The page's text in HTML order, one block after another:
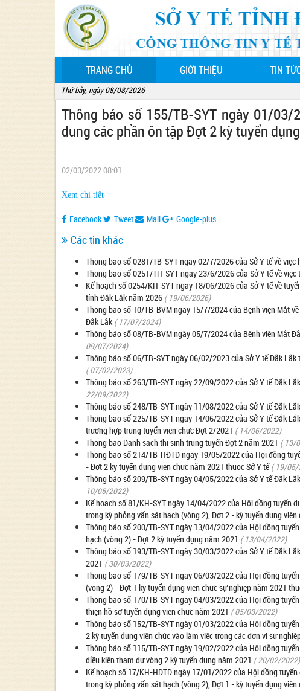
TRANG CHỦ(CURRENT) GIỚI THIỆU TIN
Thứ bảy, ngày 08/08/2026
Thông báo số 155/TB-SYT ngày 01/
dung các phần ôn tập Đợt 2 kỳ tuyển
02/03/2022 08:01
Xem chi tiết
Facebook Tweet Mail Google-plus
Các tin khác
Thông báo số 0281/TB-SYT ngày 02/7/2026 của Sở Y tế về
Thông báo số 0251/TH-SYT ngày 23/6/2026 của Sở Y tế về
Kế hoạch số 0254/KH-SYT ngày 18/06/2026 của Sở Y tế về
tỉnh Đắk Lắk năm 2026 ( 19/06/2026)
Thông báo số 10/TB-BVM ngày 15/7/2024 của Bệnh viện Mắt
Đắk Lắk ( 17/07/2024)
Thông báo số 08/TB-BVM ngày 05/7/2024 của Bệnh viện Mắt
09/07/2024)
Thông báo số 06/TB-SYT ngày 06/02/2023 của Sở Y tế Đắk
( 07/02/2023)
Thông báo số 263/TB-SYT ngày 22/09/2022 của Sở Y tế Đắk
22/09/2022)
Thông báo số 248/TB-SYT ngày 11/08/2022 của Sở Y tế Đắk
Thông báo số 225/TB-SYT ngày 14/06/2022 của Sở Y tế Đắk
trường hợp trúng tuyển viên chức Đợt 2/2021 ( 14/06/2022)
Thông báo Danh sách thí sinh trúng tuyển Đợt 2 năm 2021 ( 13/
Thông báo số 214/TB-HĐTD ngày 19/05/2022 của Hội đồng
- Đợt 2 kỳ tuyển dụng viên chức năm 2021 thuộc Sở Y tế ( 19/05/
Thông báo số 209/TB-SYT ngày 04/05/2022 của Sở Y tế Đắk
10/05/2022)
Kế hoạch số 81/KH-SYT ngày 14/04/2022 của Hội đồng tuyển
trong kỳ phỏng vấn sát hạch (vòng 2), Đợt 2 - kỳ tuyển dụng
Thông báo số 200/TB-SYT ngày 13/04/2022 của Hội đồng
hạch (vòng 2) - Đợt 2 kỳ tuyển dụng năm 2021 ( 13/04/2022)
Thông báo số 193/TB-SYT ngày 30/03/2022 của Sở Y tế Đắk
2021 ( 30/03/2022)
Thông báo số 179/TB-SYT ngày 06/03/2022 của Hội đồng
(vòng 2) - Đợt 1 kỳ tuyển dụng viên chức sự nghiệp năm 2021
Thông báo số 170/TB-SYT ngày 04/03/2022 của Hội đồng
thiện hồ sơ tuyển dụng viên chức năm 2021 ( 05/03/2022)
Thông báo số 152/TB-SYT ngày 01/03/2022 của Hội đồng
2 kỳ tuyển dụng viên chức vào làm việc trong các đơn vị sự
Thông báo số 115/TB-SYT ngày 19/02/2022 của Hội đồng
điều kiện tham dự vòng 2 kỳ tuyển dụng năm 2021 ( 20/02/2022)
Kế hoạch số 17/KH-HĐTD ngày 17/01/2022 của Hội đồng
trong kỳ phỏng vấn sát hạch (vòng 2), Đợt 1 - kỳ tuyển dụng